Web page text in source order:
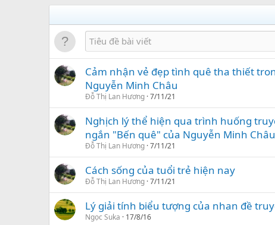
Cảm nhận vẻ đẹp tình quê tha thiết
Nguyễn Minh Châu
Đỗ Thị Lan Hương 7/11/21
Nghịch lý thể hiện qua trình huống
ngắn "Bến quê" của Nguyễn Minh Châu
Đỗ Thị Lan Hương 7/11/21
Cách sống của tuổi trẻ hiện nay
Đỗ Thị Lan Hương 7/11/21
Lý giải tính biểu tượng của nhan đề
Ngọc Suka 17/8/16